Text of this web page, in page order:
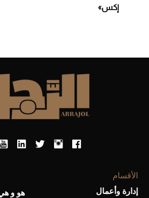
أفضل تدريج للشعر الطويل لإطلالة
إكس»
الأقسام
إدارة وأعمال
هو و